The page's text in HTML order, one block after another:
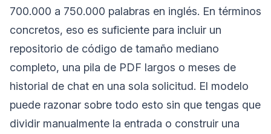
700.000 a 750.000 palabras en inglés. En términos
concretos, eso es suficiente para incluir un
repositorio de código de tamaño mediano
completo, una pila de PDF largos o meses de
historial de chat en una sola solicitud. El modelo
puede razonar sobre todo esto sin que tengas que
dividir manualmente la entrada o construir una